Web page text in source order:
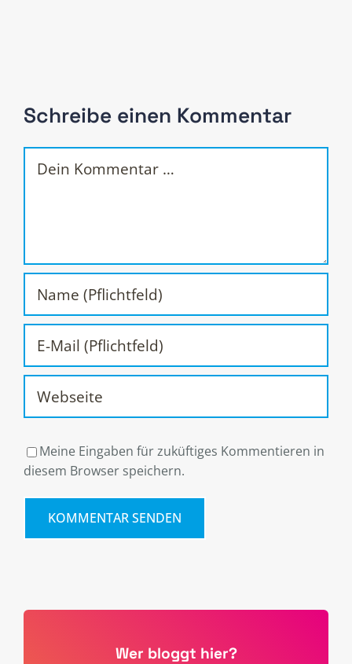
Schreibe einen Kommentar
Meine Eingaben für zuküftiges Kommentieren in
diesem Browser speichern.
Wer bloggt hier?